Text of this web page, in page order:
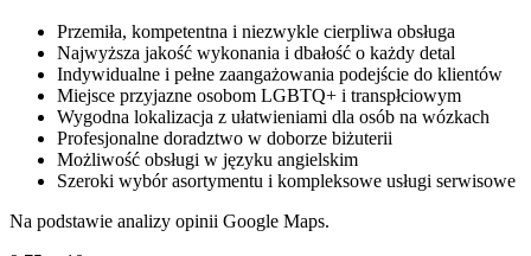
Przemiła, kompetentna i niezwykle cierpliwa obsługa
Najwyższa jakość wykonania i dbałość o każdy detal
Indywidualne i pełne zaangażowania podejście do klientów
Miejsce przyjazne osobom LGBTQ+ i transpłciowym
Wygodna lokalizacja z ułatwieniami dla osób na wózkach
Profesjonalne doradztwo w doborze biżuterii
Możliwość obsługi w języku angielskim
Szeroki wybór asortymentu i kompleksowe usługi serwisowe
Na podstawie analizy opinii Google Maps.